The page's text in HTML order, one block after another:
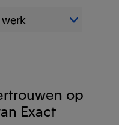
je
ondernomen
je om
je
en
proces op
onnodig
op
Exact